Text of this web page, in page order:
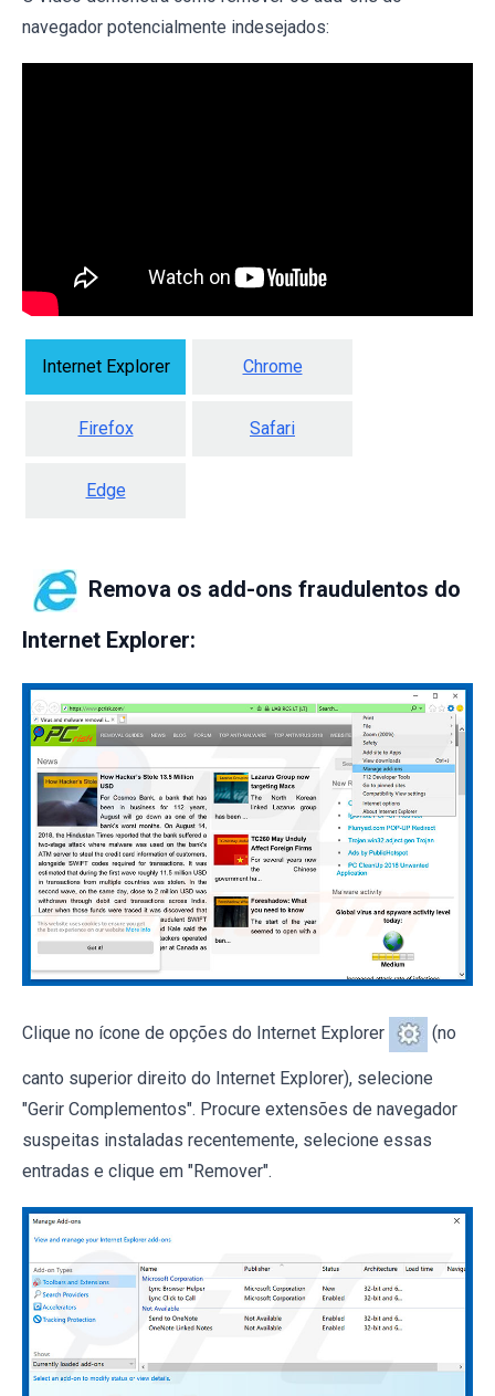
navegador potencialmente indesejados:
Internet Explorer Chrome
Firefox Safari
Edge
Remova os add-ons fraudulentos do
Internet Explorer:
Clique no ícone de opções do Internet Explorer (no
canto superior direito do Internet Explorer), selecione
"Gerir Complementos". Procure extensões de navegador
suspeitas instaladas recentemente, selecione essas
entradas e clique em "Remover".